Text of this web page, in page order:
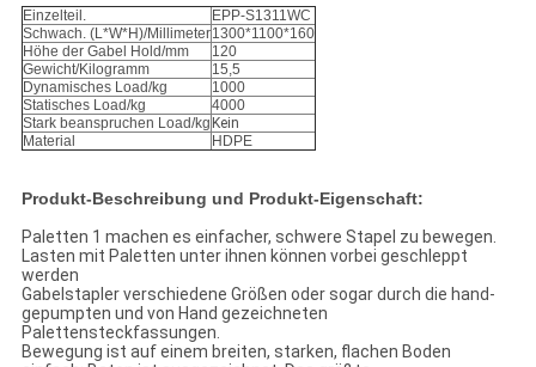
Einzelteil.
EPP-S1311WC
Schwach. (L*W*H)/Millimeter1300*1100*160
Höhe der Gabel Hold/mm
120
Gewicht/Kilogramm
15,5
Dynamisches Load/kg
1000
Statisches Load/kg
4000
Stark beanspruchen Load/kg Kein
Material
HDPE
Produkt-Beschreibung und Produkt-Eigenschaft:
Paletten 1 machen es einfacher, schwere Stapel zu bewegen.
Lasten mit Paletten unter ihnen können vorbei geschleppt
werden
Gabelstapler verschiedene Größen oder sogar durch die hand-
gepumpten und von Hand gezeichneten
Palettensteckfassungen.
Bewegung ist auf einem breiten, starken, flachen Boden